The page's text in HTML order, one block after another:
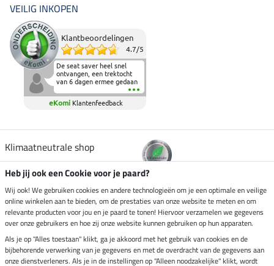
VEILIG INKOPEN
Klantbeoordelingen
4.7/5
De seat saver heel snel
ontvangen, een trektocht
van 6 dagen ermee gedaan
en deze heeft de beproeving
fantastisch doorstaan.
Heerlijk zacht om op te
elkaar in het zadel.
eKomi Klantenfeedback
Klimaatneutrale shop
Verzending per
Veilig betalen met
Heb jij ook een Cookie voor je paard?
Wij ook! We gebruiken cookies en andere technologieën om je een optimale en veilige
online winkelen aan te bieden, om de prestaties van onze website te meten en om
relevante producten voor jou en je paard te tonen! Hiervoor verzamelen we gegevens
over onze gebruikers en hoe zij onze website kunnen gebruiken op hun apparaten.
Als je op "Alles toestaan" klikt, ga je akkoord met het gebruik van cookies en de
bijbehorende verwerking van je gegevens en met de overdracht van de gegevens aan
onze dienstverleners. Als je in de instellingen op "Alleen noodzakelijke" klikt, wordt